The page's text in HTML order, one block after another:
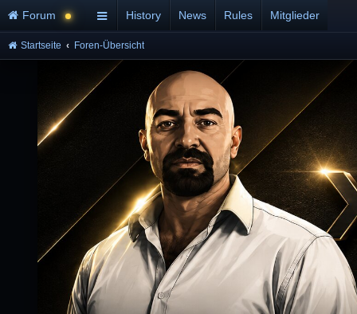
Forum History News Rules Mitglieder
Startseite Foren-Übersicht